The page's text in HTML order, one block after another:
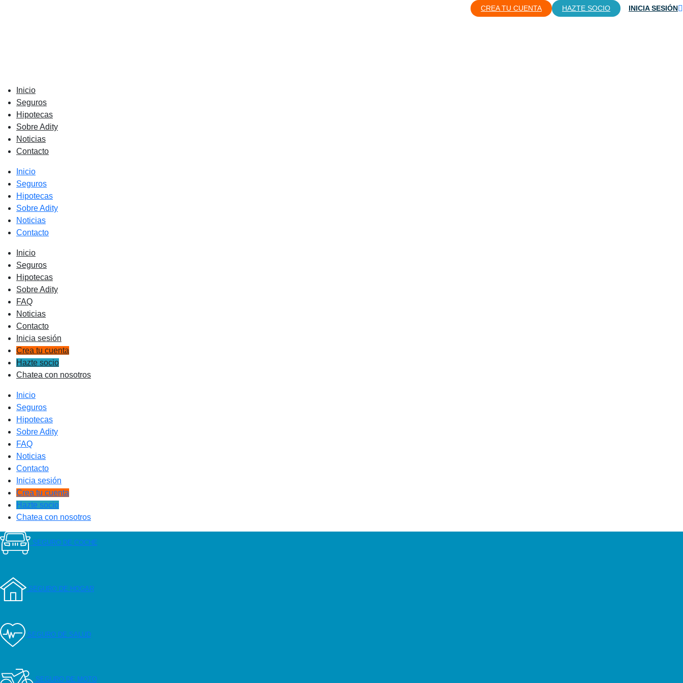
CREA TU CUENTA HAZTE SOCIO INICIA SESIÓN
Inicio
Seguros
Hipotecas
Sobre Adity
Noticias
Contacto
Inicio
Seguros
Hipotecas
Sobre Adity
Noticias
Contacto
Inicio
Seguros
Hipotecas
Sobre Adity
FAQ
Noticias
Contacto
Inicia sesión
Crea tu cuenta
Hazte socio
Chatea con nosotros
Inicio
Seguros
Hipotecas
Sobre Adity
FAQ
Noticias
Contacto
Inicia sesión
Crea tu cuenta
Hazte socio
Chatea con nosotros
SEGURO DE COCHE
SEGURO DE HOGAR
SEGURO DE SALUD
SEGURO DE MOTO